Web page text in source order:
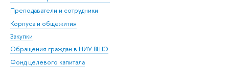
Преподаватели и сотрудники
Корпуса и общежития
Закупки
Обращения граждан в НИУ ВШЭ
Фонд целевого капитала